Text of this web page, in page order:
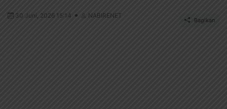
30 Juni, 2026 15:14 NABIRENET
Bagikan